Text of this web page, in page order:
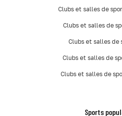
Clubs et salles de
Clubs et salles de
Clubs et salles de
Clubs et salles de
Clubs et salles de
Sports